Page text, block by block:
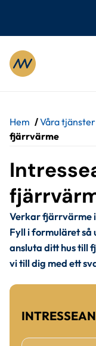
Hem /Våra tjänster
fjärrvärme
Verkar fjärrvärme
Fyll i formuläret
ansluta ditt hus till
vi till dig med ett